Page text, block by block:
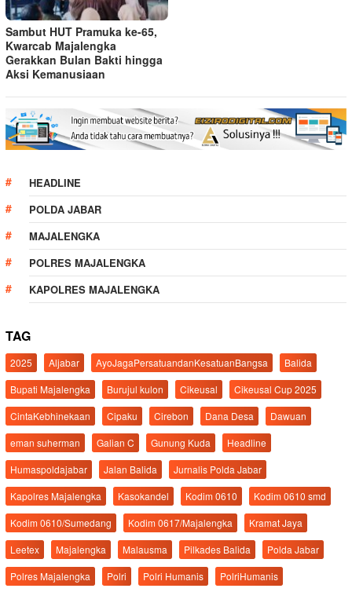
Sambut HUT Pramuka ke-65,
Kwarcab Majalengka
Gerakkan Bulan Bakti hingga
Aksi Kemanusiaan
HEADLINE
POLDA JABAR
MAJALENGKA
POLRES MAJALENGKA
KAPOLRES MAJALENGKA
TAG
2025 Aljabar AyoJagaPersatuandanKesatuanBangsa
Balida
Bupati Majalengka
Burujul kulon Cikeusal
Cikeusal Cup 2025
CintaKebhinekaan
Cipaku Cirebon Dana Desa
Dawuan
eman suherman
Galian C Gunung Kuda
Headline
Humaspoldajabar
Jalan Balida
Jurnalis Polda Jabar
Kapolres Majalengka
Kasokandel Kodim 0610
Kodim 0610 smd
Kodim 0610/Sumedang
Kodim 0617/Majalengka
Kramat Jaya
Leetex
Majalengka Malausma Pilkades Balida
Polda Jabar
Polres Majalengka
Polri Polri Humanis
PolriHumanis